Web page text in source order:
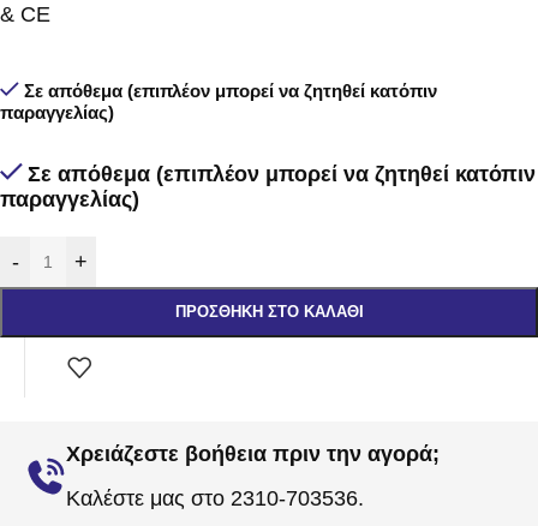
& CE
Σε απόθεμα (επιπλέον μπορεί να ζητηθεί κατόπιν
παραγγελίας)
Σε απόθεμα (επιπλέον μπορεί να ζητηθεί κατόπιν
παραγγελίας)
- +
ΠΡΟΣΘΉΚΗ ΣΤΟ ΚΑΛΆΘΙ
Χρειάζεστε βοήθεια πριν την αγορά;
Καλέστε μας στο 2310-703536.